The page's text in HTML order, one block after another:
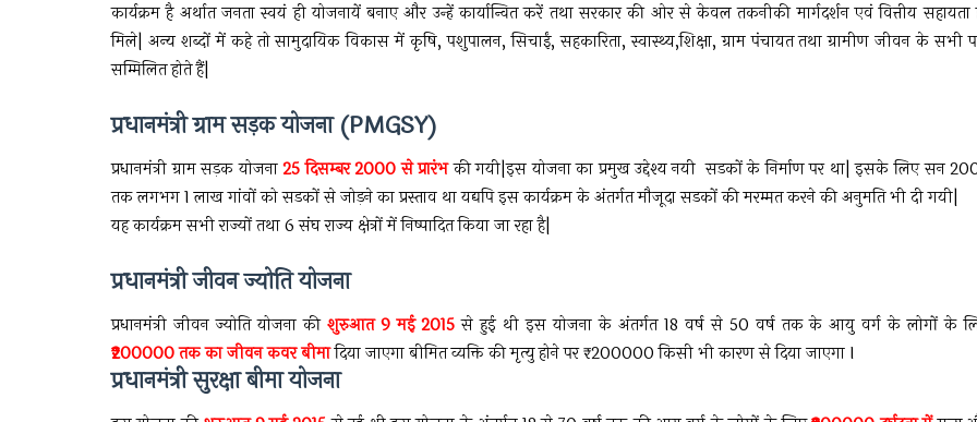
कार्यक्रम है अर्थात जनता स्वयं ही योजनायें बनाए और उन्हें कार्यान्वित करें तथा सरकार की ओर से केवल तकनीकी मार्गदर्शन एवं वित्तीय सहायता
मिले| अन्य शब्दों में कहे तो सामुदायिक विकास में कृषि, पशुपालन, सिचाईं, सहकारिता, स्वास्थ्य,शिक्षा, ग्राम पंचायत तथा ग्रामीण जीवन के सभी
सम्मिलित होते हैं|
प्रधानमंत्री ग्राम सड़क योजना (PMGSY)
प्रधानमंत्री ग्राम सड़क योजना25 दिसम्बर 2000 से प्रारंभकी गयी|इस योजना का प्रमुख उद्देश्य नयी सडकों के निर्माण पर था| इसके लिए सन
तक लगभग 1 लाख गांवों को सडकों से जोड़ने का प्रस्ताव था यद्यपि इस कार्यक्रम के अंतर्गत मौजूदा सडकों की मरम्मत करने की अनुमति भी दी गयी|
यह कार्यक्रम सभी राज्यों तथा 6 संघ राज्य क्षेत्रों में निष्पादित किया जा रहा है|
प्रधानमंत्री जीवन ज्योति योजना
प्रधानमंत्री जीवन ज्योति योजना की शुरुआत 9 मई 2015 से हुई थी इस योजना के अंतर्गत 18 वर्ष से 50 वर्ष तक के आयु वर्ग के लोगों के
₹200000 तक का जीवन कवर बीमादिया जाएगा बीमित व्यक्ति की मृत्यु होने पर ₹200000 किसी भी कारण से दिया जाएगा I
प्रधानमंत्री सुरक्षा बीमा योजना